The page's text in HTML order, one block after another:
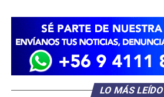
LO MÁS LEÍDO